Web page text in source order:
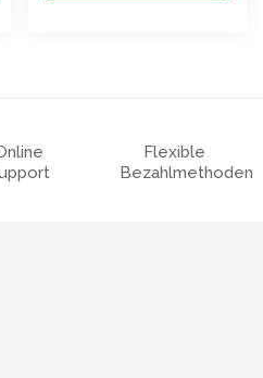
Flexible
Bezahlmethoden